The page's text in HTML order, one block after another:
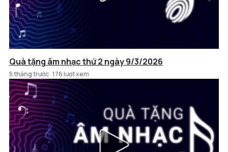
Quà tặng âm nhạc thứ 2 ngày 9/3/2026
5 tháng trước 176 lượt xem